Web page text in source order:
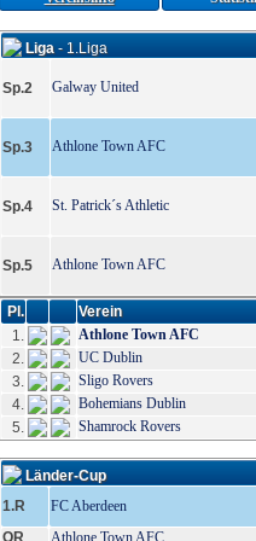
Liga- 1.Liga
Sp.2 Galway United
Sp.3 Athlone Town AFC
Sp.4 St. Patrick´s Athletic
Sp.5 Athlone Town AFC
Pl.
Verein
1.
Athlone Town AFC
2.
UC Dublin
3.
Sligo Rovers
4.
Bohemians Dublin
5.
Shamrock Rovers
Länder-Cup
1.R
FC Aberdeen
QR
Athlone Town AFC